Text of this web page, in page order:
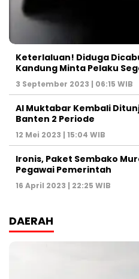
Keterlaluan! Diduga
Kandung Minta Pelaku
3 September 2023 | 06:15 WIB
Al Muktabar Kembali
Banten 2 Periode
12 Mei 2023 | 15:04 WIB
Ironis, Paket Sembako
Pegawai Pemerintah
16 April 2023 | 22:25 WIB
DAERAH